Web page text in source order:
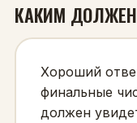
КАКИМ
Хороший
финальные
должен